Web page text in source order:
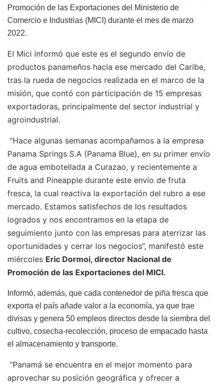
Promoción de las Exportaciones del Ministerio de
Comercio e Industrias (MICI) durante el mes de marzo
2022.
El Mici informó que este es el segundo envío de
productos panameños hacia ese mercado del Caribe,
tras la rueda de negocios realizada en el marco de la
misión, que contó con participación de 15 empresas
exportadoras, principalmente del sector industrial y
agroindustrial.
“Hace algunas semanas acompañamos a la empresa
Panama Springs S.A (Panama Blue), en su primer envío
de agua embotellada a Curazao, y recientemente a
Fruits and Pineapple durante este envío de fruta
fresca, la cual reactiva la exportación del rubro a ese
mercado. Estamos satisfechos de los resultados
logrados y nos encontramos en la etapa de
seguimiento junto con las empresas para aterrizar las
oportunidades y cerrar los negocios”, manifestó este
miércoles Eric Dormoi, director Nacional de
Promoción de las Exportaciones del MICI.
Informó, además, que cada contenedor de piña fresca que
exporta el país añade valor a la economía, ya que trae
divisas y genera 50 empleos directos desde la siembra del
cultivo, cosecha-recolección, proceso de empacado hasta
el almacenamiento y transporte.
“Panamá se encuentra en el mejor momento para
aprovechar su posición geográfica y ofrecer a